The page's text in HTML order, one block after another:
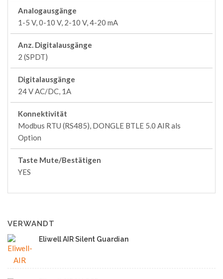
Analogausgänge
1-5 V, 0-10 V, 2-10 V, 4-20 mA
Anz. Digitalausgänge
2 (SPDT)
Digitalausgänge
24 V AC/DC, 1A
Konnektivität
Modbus RTU (RS485), DONGLE BTLE 5.0 AIR als
Option
Taste Mute/Bestätigen
YES
VERWANDT
Eliwell AIR Silent Guardian